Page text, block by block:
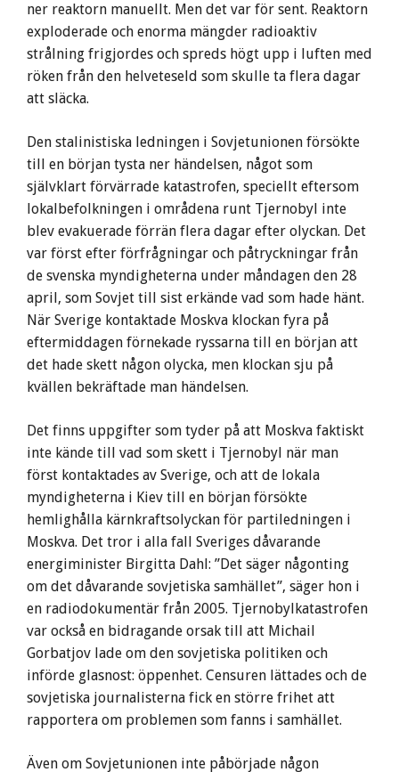
ner reaktorn manuellt. Men det var för sent. Reaktorn
exploderade och enorma mängder radioaktiv
strålning frigjordes och spreds högt upp i luften med
röken från den helveteseld som skulle ta flera dagar
att släcka.
Den stalinistiska ledningen i Sovjetunionen försökte
till en början tysta ner händelsen, något som
självklart förvärrade katastrofen, speciellt eftersom
lokalbefolkningen i områdena runt Tjernobyl inte
blev evakuerade förrän flera dagar efter olyckan. Det
var först efter förfrågningar och påtryckningar från
de svenska myndigheterna under måndagen den 28
april, som Sovjet till sist erkände vad som hade hänt.
När Sverige kontaktade Moskva klockan fyra på
eftermiddagen förnekade ryssarna till en början att
det hade skett någon olycka, men klockan sju på
kvällen bekräftade man händelsen.
Det finns uppgifter som tyder på att Moskva faktiskt
inte kände till vad som skett i Tjernobyl när man
först kontaktades av Sverige, och att de lokala
myndigheterna i Kiev till en början försökte
hemlighålla kärnkraftsolyckan för partiledningen i
Moskva. Det tror i alla fall Sveriges dåvarande
energiminister Birgitta Dahl: ”Det säger någonting
om det dåvarande sovjetiska samhället”, säger hon i
en radiodokumentär från 2005. Tjernobylkatastrofen
var också en bidragande orsak till att Michail
Gorbatjov lade om den sovjetiska politiken och
införde glasnost: öppenhet. Censuren lättades och de
sovjetiska journalisterna fick en större frihet att
rapportera om problemen som fanns i samhället.
Även om Sovjetunionen inte påbörjade någon